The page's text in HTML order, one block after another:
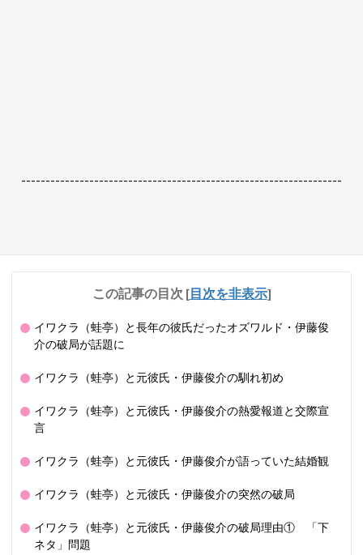
------------------------------------------------------------------
この記事の目次 [目次を非表示]
イワクラ（蛙亭）と長年の彼氏だったオズワルド・伊藤俊
介の破局が話題に
イワクラ（蛙亭）と元彼氏・伊藤俊介の馴れ初め
イワクラ（蛙亭）と元彼氏・伊藤俊介の熱愛報道と交際宣
言
イワクラ（蛙亭）と元彼氏・伊藤俊介が語っていた結婚観
イワクラ（蛙亭）と元彼氏・伊藤俊介の突然の破局
イワクラ（蛙亭）と元彼氏・伊藤俊介の破局理由① 「下
ネタ」問題